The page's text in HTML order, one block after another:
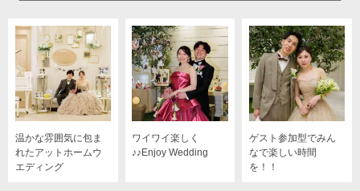
温かな雰囲気に包ま
れたアットホームウ
エディング
ワイワイ楽しく
♪♪Enjoy Wedding
ゲスト参加型でみん
なで楽しい時間
を！！